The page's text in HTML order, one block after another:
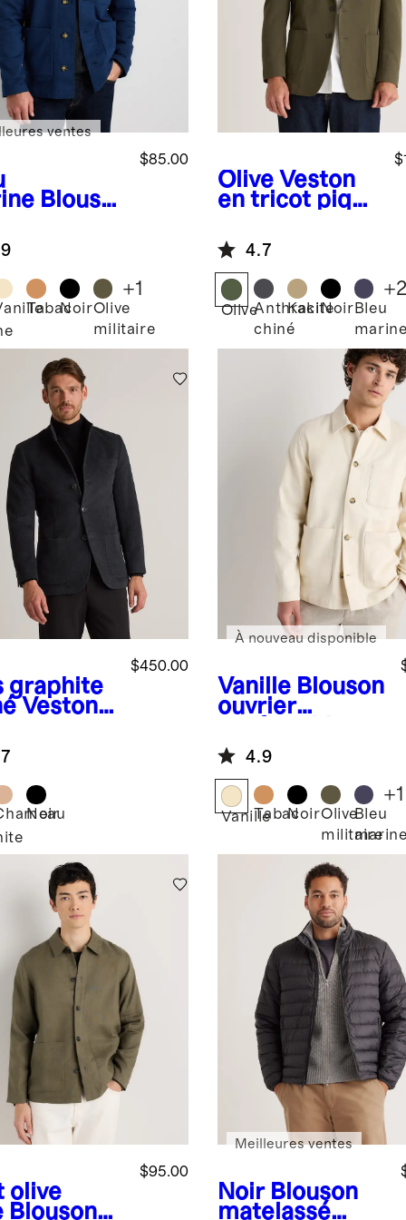
Blouso
en
$85.00
ventes
TabacNoirOlive
militaire
+1
Olive Veston
en tricot piqué
4.7
OliveAnthracite
chiné
KakiNoir Bleu
+
graphite
Veston à
à
$450.00
Noir
Vanille Blouson
ouvrier
extensible en
coton
biologique
À nouveau disponible
4.9
VanilleTabacNoirOlive
militaire
Bleu
+1
olive
Blouson
$95.00
Noir Blouson
matelassé
Meilleures ventes